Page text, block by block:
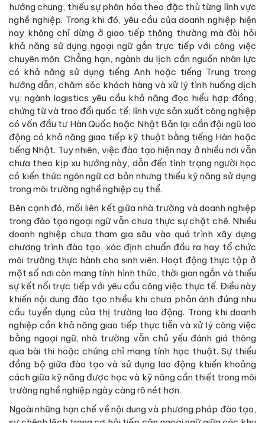
hướng chung, thiếu sự phân hóa theo đặc thù từng lĩnh vực
nghề nghiệp. Trong khi đó, yêu cầu của doanh nghiệp hiện
nay không chỉ dừng ở giao tiếp thông thường mà đòi hỏi
khả năng sử dụng ngoại ngữ gắn trực tiếp với công việc
chuyên môn. Chẳng hạn, ngành du lịch cần nguồn nhân lực
có khả năng sử dụng tiếng Anh hoặc tiếng Trung trong
hướng dẫn, chăm sóc khách hàng và xử lý tình huống dịch
vụ; ngành logistics yêu cầu khả năng đọc hiểu hợp đồng,
chứng từ và trao đổi quốc tế; lĩnh vực sản xuất công nghiệp
có vốn đầu tư Hàn Quốc hoặc Nhật Bản lại cần đội ngũ lao
động có khả năng giao tiếp kỹ thuật bằng tiếng Hàn hoặc
tiếng Nhật. Tuy nhiên, việc đào tạo hiện nay ở nhiều nơi vẫn
chưa theo kịp xu hướng này, dẫn đến tình trạng người học
có kiến thức ngôn ngữ cơ bản nhưng thiếu kỹ năng sử dụng
trong môi trường nghề nghiệp cụ thể.
Bên cạnh đó, mối liên kết giữa nhà trường và doanh nghiệp
trong đào tạo ngoại ngữ vẫn chưa thực sự chặt chẽ. Nhiều
doanh nghiệp chưa tham gia sâu vào quá trình xây dựng
chương trình đào tạo, xác định chuẩn đầu ra hay tổ chức
môi trường thực hành cho sinh viên. Hoạt động thực tập ở
một số nơi còn mang tính hình thức, thời gian ngắn và thiếu
sự kết nối trực tiếp với yêu cầu công việc thực tế. Điều này
khiến nội dung đào tạo nhiều khi chưa phản ánh đúng nhu
cầu tuyển dụng của thị trường lao động. Trong khi doanh
nghiệp cần khả năng giao tiếp thực tiễn và xử lý công việc
bằng ngoại ngữ, nhà trường vẫn chủ yếu đánh giá thông
qua bài thi hoặc chứng chỉ mang tính học thuật. Sự thiếu
đồng bộ giữa đào tạo và sử dụng lao động khiến khoảng
cách giữa kỹ năng được học và kỹ năng cần thiết trong môi
trường nghề nghiệp ngày càng rõ nét hơn.
Ngoài những hạn chế về nội dung và phương pháp đào tạo,